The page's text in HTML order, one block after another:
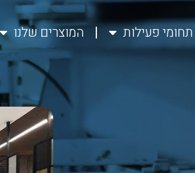
תחומי פעילות המוצרים שלנו